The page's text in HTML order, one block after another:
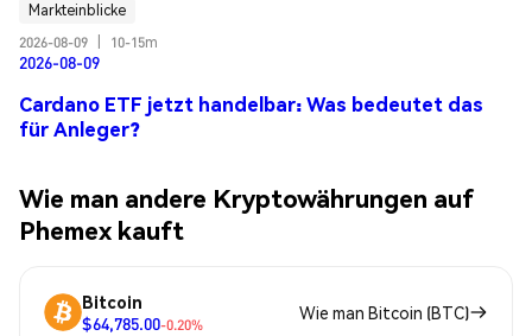
Markteinblicke
2026-08-09
10-15m
2026-08-09
Cardano ETF jetzt handelbar: Was bedeutet das
für Anleger?
Wie man andere Kryptowährungen auf
Phemex kauft
Bitcoin
$64,785.00-0.20%
Wie man Bitcoin (BTC)